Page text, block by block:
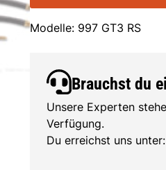
Modelle: 997 GT3 RS
Brauchst du
Unsere Experten
Verfügung.
Du erreichst uns unter: